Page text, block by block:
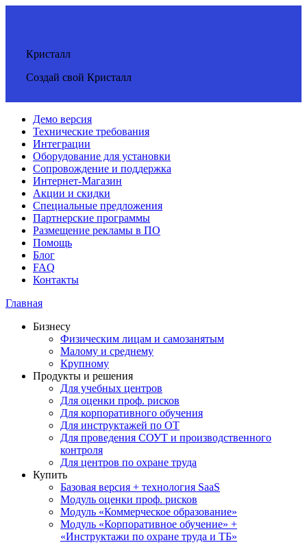
Кристалл
Создай свой Кристалл
Демо версия
Технические требования
Интеграции
Оборудование для установки
Сопровождение и поддержка
Интернет-Магазин
Акции и скидки
Специальные предложения
Партнерские программы
Размещение рекламы в ПО
Помощь
Блог
FAQ
Контакты
Главная
Бизнесу
Физическим лицам и самозанятым
Малому и среднему
Крупному
Продукты и решения
Для учебных центров
Для оценки проф. рисков
Для корпоративного обучения
Для инструктажей по ОТ
Для проведения СОУТ и производственного
контроля
Для центров по охране труда
Купить
Базовая версия + технология SaaS
Модуль оценки проф. рисков
Модуль «Коммерческое образование»
Модуль «Корпоративное обучение» +
«Инструктажи по охране труда и ТБ»